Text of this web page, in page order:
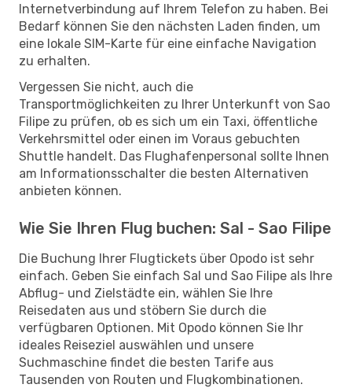
Internetverbindung auf Ihrem Telefon zu haben. Bei
Bedarf können Sie den nächsten Laden finden, um
eine lokale SIM-Karte für eine einfache Navigation
zu erhalten.
Vergessen Sie nicht, auch die
Transportmöglichkeiten zu Ihrer Unterkunft von Sao
Filipe zu prüfen, ob es sich um ein Taxi, öffentliche
Verkehrsmittel oder einen im Voraus gebuchten
Shuttle handelt. Das Flughafenpersonal sollte Ihnen
am Informationsschalter die besten Alternativen
anbieten können.
Wie Sie Ihren Flug buchen: Sal - Sao Filipe
Die Buchung Ihrer Flugtickets über Opodo ist sehr
einfach. Geben Sie einfach Sal und Sao Filipe als Ihre
Abflug- und Zielstädte ein, wählen Sie Ihre
Reisedaten aus und stöbern Sie durch die
verfügbaren Optionen. Mit Opodo können Sie Ihr
ideales Reiseziel auswählen und unsere
Suchmaschine findet die besten Tarife aus
Tausenden von Routen und Flugkombinationen.